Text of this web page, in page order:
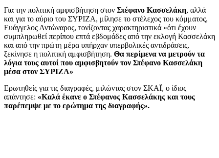
Για την πολιτική αμφισβήτηση στον Στέφανο Κασσελάκη, αλλά
και για το αύριο του ΣΥΡΙΖΑ, μίλησε το στέλεχος του κόμματος,
Ευάγγελος Αντώναρος, τονίζοντας χαρακτηριστικά «ότι έχουν
συμπληρωθεί περίπου επτά εβδομάδες από την εκλογή Κασσελάκη
και από την πρώτη μέρα υπήρχαν υπερβολικές αντιδράσεις,
ξεκίνησε η πολιτική αμφισβήτηση. Θα περίμενα να μετρούν τα
λόγια τους αυτοί που αμφισβητούν τον Στέφανο Κασσελάκη
μέσα στον ΣΥΡΙΖΑ»
Ερωτηθείς για τις διαγραφές, μιλώντας στον ΣΚΑΪ, ο ίδιος
απάντησε: «Kαλά έκανε ο Στέφανος Κασσελάκης και τους
παρέπεμψε με το ερώτημα της διαγραφής».